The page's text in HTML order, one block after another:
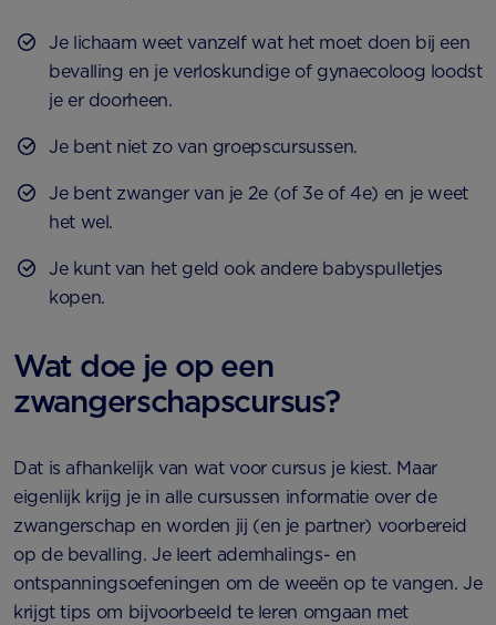
Je lichaam weet vanzelf wat het moet doen bij een
bevalling en je verloskundige of gynaecoloog loodst
je er doorheen.
Je bent niet zo van groepscursussen.
Je bent zwanger van je 2e (of 3e of 4e) en je weet
het wel.
Je kunt van het geld ook andere babyspulletjes
kopen.
Wat doe je op een
zwangerschapscursus?
Dat is afhankelijk van wat voor cursus je kiest. Maar
eigenlijk krijg je in alle cursussen informatie over de
zwangerschap en worden jij (en je partner) voorbereid
op de bevalling. Je leert ademhalings- en
ontspanningsoefeningen om de weeën op te vangen. Je
krijgt tips om bijvoorbeeld te leren omgaan met